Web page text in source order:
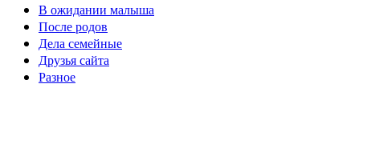
В ожидании малыша
После родов
Дела семейные
Друзья сайта
Разное